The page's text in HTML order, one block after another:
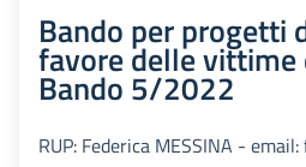
Bando per progetti
favore delle
Bando 5/2022
RUP: Federica MESSINA -